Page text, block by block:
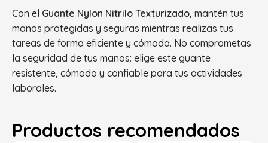
Con el Guante Nylon Nitrilo Texturizado, mantén tus
manos protegidas y seguras mientras realizas tus
tareas de forma eficiente y cómoda. No comprometas
la seguridad de tus manos: elige este guante
resistente, cómodo y confiable para tus actividades
laborales.
Productos recomendados